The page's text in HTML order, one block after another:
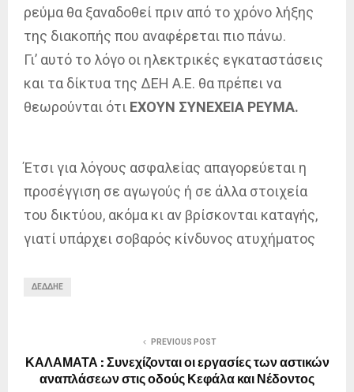
ρεύμα θα ξαναδοθεί πριν από το χρόνο λήξης
της διακοπής που αναφέρεται πιο πάνω.
Γι’ αυτό το λόγο οι ηλεκτρικές εγκαταστάσεις
και τα δίκτυα της ΔΕΗ Α.Ε. θα πρέπει να
θεωρούνται ότι ΕΧΟΥΝ ΣΥΝΕΧΕΙΑ ΡΕΥΜΑ.
Έτσι για λόγους ασφαλείας απαγορεύεται η
προσέγγιση σε αγωγούς ή σε άλλα στοιχεία
του δικτύου, ακόμα κι αν βρίσκονται καταγής,
γιατί υπάρχει σοβαρός κίνδυνος ατυχήματος
ΔΕΔΔΗΕ
PREVIOUS POST
ΚΑΛΑΜΑΤΑ : Συνεχίζονται οι εργασίες των αστικών
αναπλάσεων στις οδούς Κεφάλα και Νέδοντος